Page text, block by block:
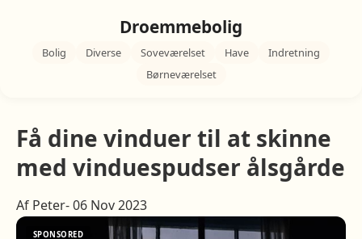
Droemmebolig
Bolig Diverse Soveværelset Have
Indretning
Børneværelset
Få dine vinduer til at skinne
med vinduespudser ålsgårde
Af Peter- 06 Nov 2023